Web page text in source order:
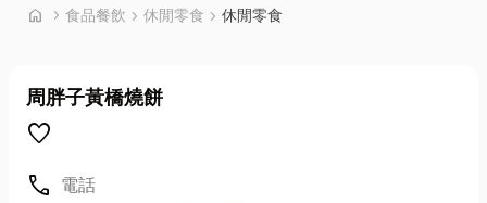
home chevron_right 首頁
食品餐飲 chevron_right 休閒零食 chevron_right 休閒零食
周胖子黃橋燒餅
favorite
call 電話